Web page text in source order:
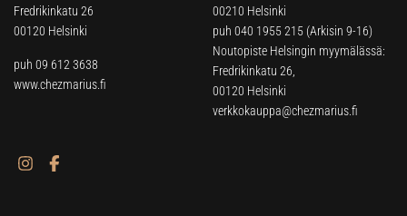
Fredrikinkatu 26
00120 Helsinki
puh 09 612 3638
www.chezmarius.fi
00210 Helsinki
puh 040 1955 215 (Arkisin 9-16)
Noutopiste Helsingin myymälässä:
Fredrikinkatu 26,
00120 Helsinki
verkkokauppa@chezmarius.fi